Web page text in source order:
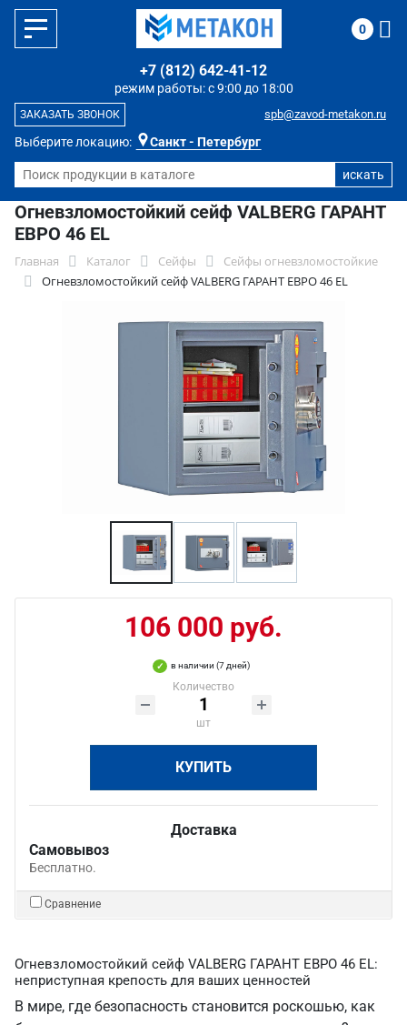
Выберите локацию: Санкт - Петербург
режим работы: с 9:00 до 18:00
+7 (812) 642-41-12
spb@zavod-metakon.ru
ЗАКАЗАТЬ ЗВОНОК
0
Огневзломостойкий сейф VALBERG ГАРАНТ
ЕВРО 46 EL
Главная Каталог Сейфы
Сейфы огневзломостойкие
Огневзломостойкий сейф VALBERG ГАРАНТ ЕВРО 46 EL
106 000 руб.
в наличии (7 дней)
Количество
шт
КУПИТЬ
Доставка
Самовывоз
Бесплатно.
Сравнение
Огневзломостойкий сейф VALBERG ГАРАНТ ЕВРО 46 EL:
неприступная крепость для ваших ценностей
В мире, где безопасность становится роскошью, как